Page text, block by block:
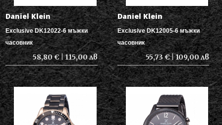
Daniel Klein
Exclusive DK12022-6 мъжки
часовник
58,80 € | 115,00 лв
Daniel Klein
Exclusive DK12005-6 мъжки
часовник
55,73 € | 109,00 лв